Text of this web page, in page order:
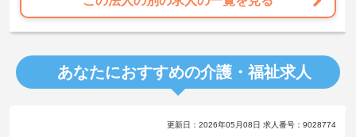
あなたにおすすめの介護・福祉求人
更新日：2026年05月08日 求人番号：9028774